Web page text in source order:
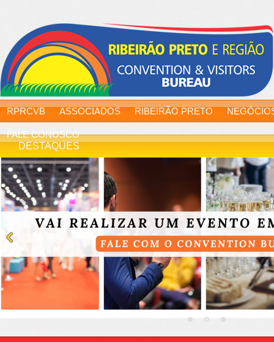
RPRCVB ASSOCIADOS RIBEIRÃO PRETO
FALE CONOSCO
DESTAQUES